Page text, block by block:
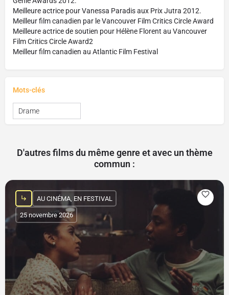
Meilleure actrice pour Vanessa Paradis aux Prix Jutra 2012.
Meilleur film canadien par le Vancouver Film Critics Circle Award
Meilleure actrice de soutien pour Hélène Florent au Vancouver
Film Critics Circle Award2
Meilleur film canadien au Atlantic Film Festival
Mots-clés
Drame
D'autres films du même genre et avec un thème
commun :
AU CINÉMA, EN FESTIVAL
25 novembre 2026